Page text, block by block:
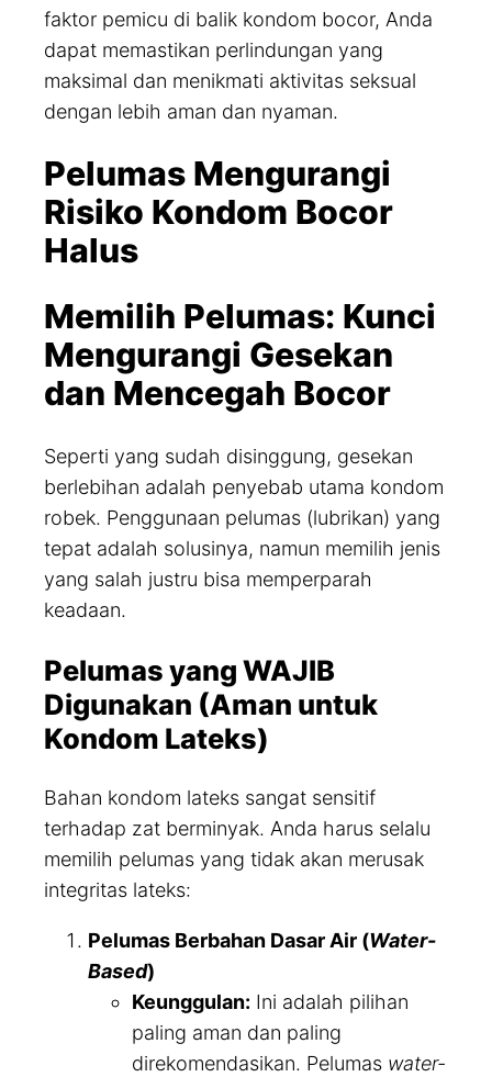
faktor pemicu di balik kondom bocor, Anda
dapat memastikan perlindungan yang
maksimal dan menikmati aktivitas seksual
dengan lebih aman dan nyaman.
Pelumas Mengurangi
Risiko Kondom Bocor
Halus
Memilih Pelumas: Kunci
Mengurangi Gesekan
dan Mencegah Bocor
Seperti yang sudah disinggung, gesekan
berlebihan adalah penyebab utama kondom
robek. Penggunaan pelumas (lubrikan) yang
tepat adalah solusinya, namun memilih jenis
yang salah justru bisa memperparah
keadaan.
Pelumas yang WAJIB
Digunakan (Aman untuk
Kondom Lateks)
Bahan kondom lateks sangat sensitif
terhadap zat berminyak. Anda harus selalu
memilih pelumas yang tidak akan merusak
integritas lateks:
Pelumas Berbahan Dasar Air (Water-
Based)
Keunggulan: Ini adalah pilihan
paling aman dan paling
direkomendasikan. Pelumas water-